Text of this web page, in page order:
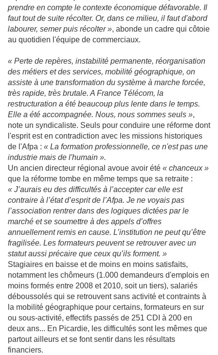
prendre en compte le contexte économique défavorable. Il
faut tout de suite récolter. Or, dans ce milieu, il faut d'abord
labourer, semer puis récolter », abonde un cadre qui côtoie
au quotidien l'équipe de commerciaux.
« Perte de repères, instabilité permanente, réorganisation
des métiers et des services, mobilité géographique, on
assiste à une transformation du système à marche forcée,
très rapide, très brutale. A France Télécom, la
restructuration a été beaucoup plus lente dans le temps.
Elle a été accompagnée. Nous, nous sommes seuls »,
note un syndicaliste. Seuls pour conduire une réforme dont
l'esprit est en contradiction avec les missions historiques
de l'Afpa : « La formation professionnelle, ce n'est pas une
industrie mais de l'humain ».
Un ancien directeur régional avoue avoir été « chanceux »
que la réforme tombe en même temps que sa retraite :
« J’aurais eu des difficultés à l’accepter car elle est
contraire à l’état d’esprit de l’Afpa. Je ne voyais pas
l’association rentrer dans des logiques dictées par le
marché et se soumettre à des appels d’offres
annuellement remis en cause. L’institution ne peut qu’être
fragilisée. Les formateurs peuvent se retrouver avec un
statut aussi précaire que ceux qu’ils forment. »
Stagiaires en baisse et de moins en moins satisfaits,
notamment les chômeurs (1.000 demandeurs d'emplois en
moins formés entre 2008 et 2010, soit un tiers), salariés
déboussolés qui se retrouvent sans activité et contraints à
la mobilité géographique pour certains, formateurs en sur
ou sous-activité, effectifs passés de 251 CDI à 200 en
deux ans... En Picardie, les difficultés sont les mêmes que
partout ailleurs et se font sentir dans les résultats
financiers.